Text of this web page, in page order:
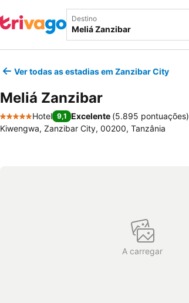
Destino
Ver todas as estadias em Zanzibar City
Meliá Zanzibar
5 Estrelas
Hotel 9,1 Excelente (5.895 pontuações)
Kiwengwa, Zanzibar City, 00200, Tanzânia
A carregar